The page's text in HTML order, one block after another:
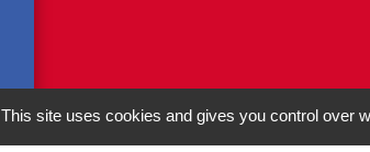
This site uses cookies and gives you control over